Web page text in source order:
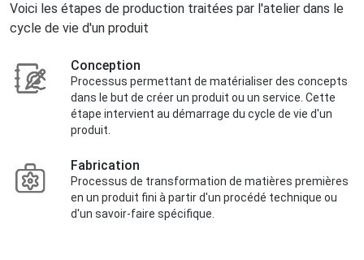
Voici les étapes de production traitées par l'atelier dans le
cycle de vie d'un produit
Conception
Processus permettant de matérialiser des concepts
dans le but de créer un produit ou un service. Cette
étape intervient au démarrage du cycle de vie d'un
produit.
Fabrication
Processus de transformation de matières premières
en un produit fini à partir d'un procédé technique ou
d'un savoir-faire spécifique.